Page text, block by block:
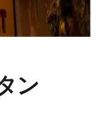
ン